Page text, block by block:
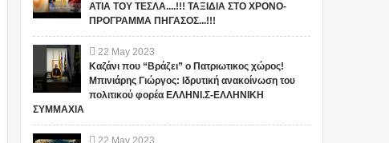
ΑΤΙΑ ΤΟΥ ΤΕΣΛΑ....!!! ΤΑΞΙΔΙΑ ΣΤΟ ΧΡΟΝΟ-
ΠΡΟΓΡΑΜΜΑ ΠΗΓΑΣΟΣ...!!!
22 May 2023
Καζάνι που “Βράζει” ο Πατριωτικος χώρος!
Μπινιάρης Γιώργος: Ιδρυτική ανακοίνωση του
πολιτικού φορέα ΕΛΛΗΝΙ.Σ-ΕΛΛΗΝΙΚΗ
ΣΥΜΜΑΧΙΑ